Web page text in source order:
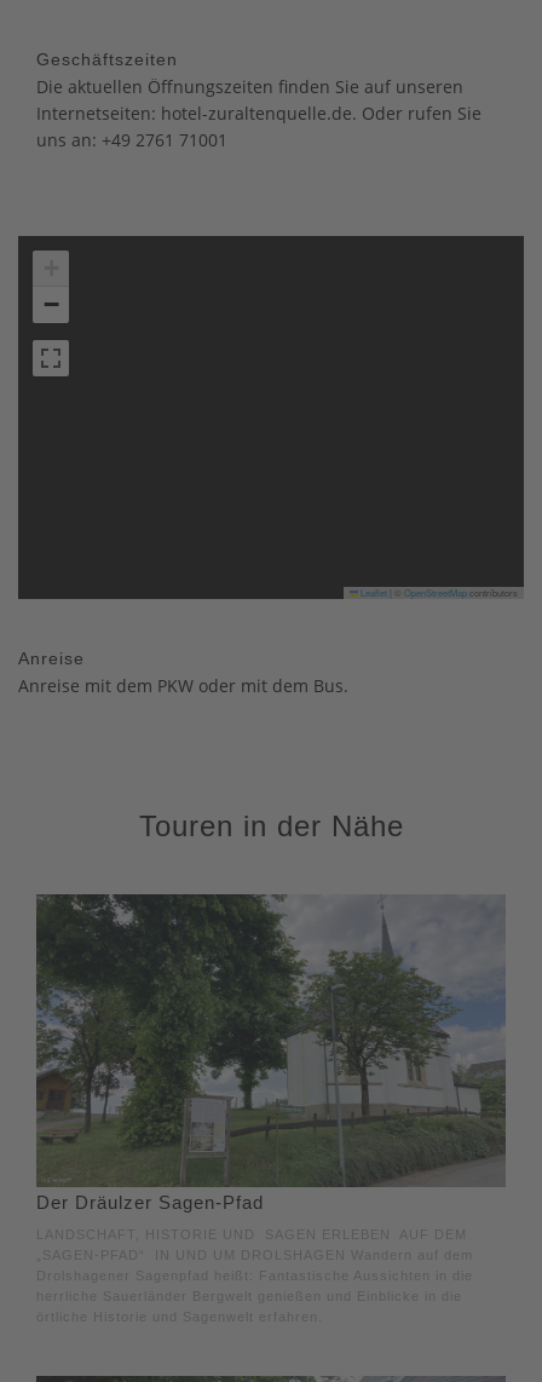
Geschäftszeiten
Die aktuellen Öffnungszeiten finden Sie auf unseren
Internetseiten: hotel-zuraltenquelle.de. Oder rufen Sie
uns an: +49 2761 71001
−
Leaflet OpenStreetMapcontributors
Anreise
Anreise mit dem PKW oder mit dem Bus.
Touren in der Nähe
Der Dräulzer Sagen-Pfad
LANDSCHAFT, HISTORIE UND SAGEN ERLEBEN AUF DEM
„SAGEN-PFAD“ IN UND UM DROLSHAGEN Wandern auf dem
Drolshagener Sagenpfad heißt: Fantastische Aussichten in die
herrliche Sauerländer Bergwelt genießen und Einblicke in die
örtliche Historie und Sagenwelt erfahren.